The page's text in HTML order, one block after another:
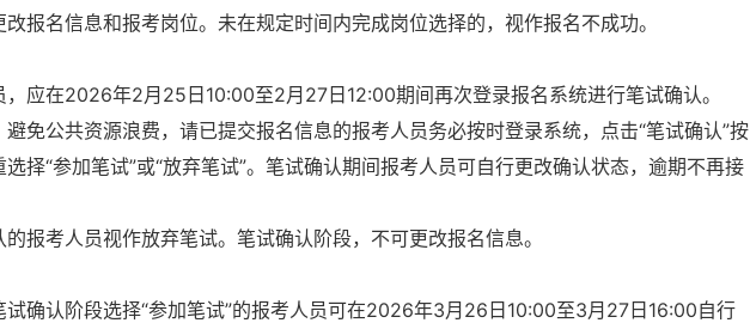
报名信息和报考岗位。未在规定时间内完成岗位选择的，视作报名不成功。
应在2026年2月25日10:00至2月27日12:00期间再次登录报名系统进行笔试确认。
免公共资源浪费，请已提交报名信息的报考人员务必按时登录系统，点击“笔试确认”按
择“参加笔试”或“放弃笔试”。笔试确认期间报考人员可自行更改确认状态，逾期不再接
报考人员视作放弃笔试。笔试确认阶段，不可更改报名信息。
试确认阶段选择“参加笔试”的报考人员可在2026年3月26日10:00至3月27日16:00自行